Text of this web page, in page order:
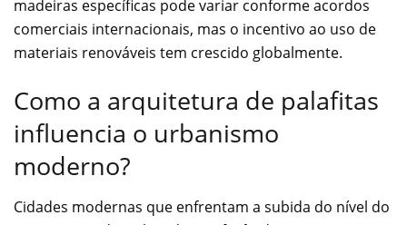
madeiras específicas pode variar conforme acordos
comerciais internacionais, mas o incentivo ao uso de
materiais renováveis tem crescido globalmente.
Como a arquitetura de palafitas
influencia o urbanismo
moderno?
Cidades modernas que enfrentam a subida do nível do